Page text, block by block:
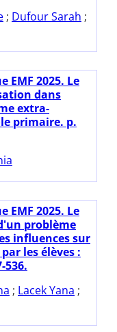
; Dufour Sarah ;
EMF 2025. Le
dans
extra-
primaire. p.
EMF 2025. Le
problème
influences sur
les élèves :
536.
; Lacek Yana ;